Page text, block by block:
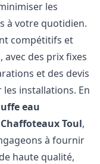
les
à votre quotidien.
compétitifs et
des prix fixes
et des devis
installations. En
eau
Toul,
à fournir
haute qualité,